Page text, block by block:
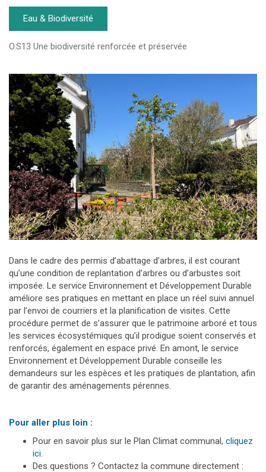
Eau & Biodiversité
O.S13 Une biodiversité renforcée et préservée
Dans le cadre des permis d’abattage d’arbres, il est courant
qu’une condition de replantation d’arbres ou d’arbustes soit
imposée. Le service Environnement et Développement Durable
améliore ses pratiques en mettant en place un réel suivi annuel
par l’envoi de courriers et la planification de visites. Cette
procédure permet de s’assurer que le patrimoine arboré et tous
les services écosystémiques qu’il prodigue soient conservés et
renforcés, également en espace privé. En amont, le service
Environnement et Développement Durable conseille les
demandeurs sur les espèces et les pratiques de plantation, afin
de garantir des aménagements pérennes.
Pour aller plus loin :
Pour en savoir plus sur le Plan Climat communal, cliquez
ici.
Des questions ? Contactez la commune directement :